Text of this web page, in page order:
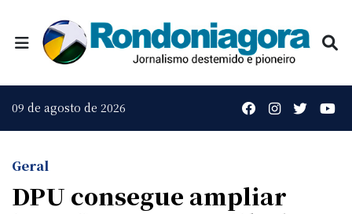
09 de agosto de 2026
Geral
DPU consegue ampliar